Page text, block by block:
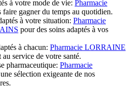
à votre mode de vie: Pharmacie
faire gagner du temps au quotidien.
à votre situation: Pharmacie
pour des soins adaptés à vos
à chacun: Pharmacie LORRAINE
service de votre santé.
pharmaceutique: Pharmacie
sélection exigeante de nos